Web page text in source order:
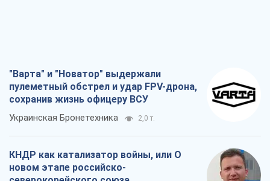
"Варта" и "Новатор" выдержали
пулеметный обстрел и удар FPV-дрона,
сохранив жизнь офицеру ВСУ
Украинская Бронетехника 2,0 т.
КНДР как катализатор войны, или О
новом этапе российско-